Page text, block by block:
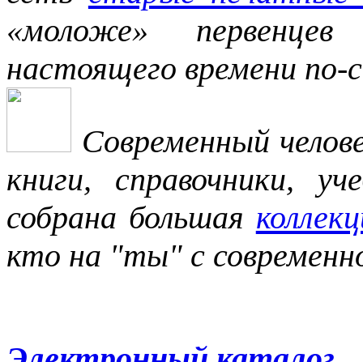
«моложе»
настоящего времени по-
Современный
книги, справочники,
собрана большая
кто на "ты" с